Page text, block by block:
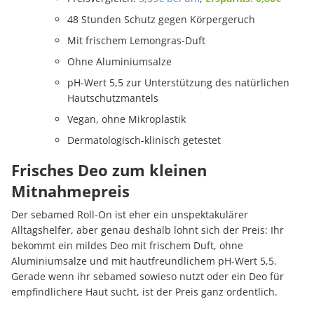
48 Stunden Schutz gegen Körpergeruch
Mit frischem Lemongras-Duft
Ohne Aluminiumsalze
pH-Wert 5,5 zur Unterstützung des natürlichen
Hautschutzmantels
Vegan, ohne Mikroplastik
Dermatologisch-klinisch getestet
Frisches Deo zum kleinen
Mitnahmepreis
Der sebamed Roll-On ist eher ein unspektakulärer
Alltagshelfer, aber genau deshalb lohnt sich der Preis: Ihr
bekommt ein mildes Deo mit frischem Duft, ohne
Aluminiumsalze und mit hautfreundlichem pH-Wert 5,5.
Gerade wenn ihr sebamed sowieso nutzt oder ein Deo für
empfindlichere Haut sucht, ist der Preis ganz ordentlich.